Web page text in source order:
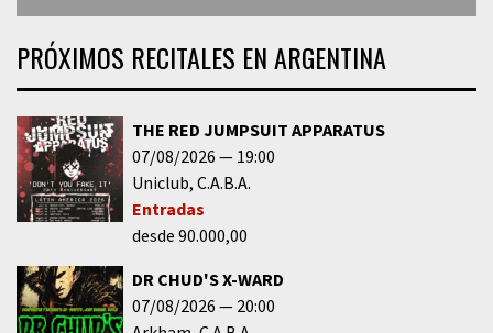
PRÓXIMOS RECITALES EN ARGENTINA
THE RED JUMPSUIT APPARATUS
07/08/2026
19:00
Uniclub C.A.B.A.
Entradas
desde 90.000,00
DR CHUD'S X-WARD
07/08/2026
20:00